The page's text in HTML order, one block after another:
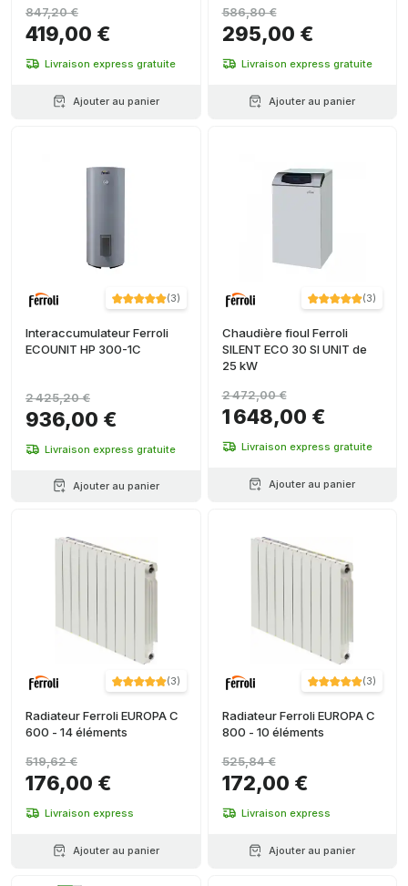
419,00 €
847,20 €
Livraison express gratuite
Ajouter au panier
295,00 €
586,80 €
Livraison express gratuite
Ajouter au panier
(3)
Interaccumulateur Ferroli
ECOUNIT HP 300-1C
936,00 €
2 425,20 €
Livraison express gratuite
Ajouter au panier
(3)
Chaudière fioul Ferroli
SILENT ECO 30 SI UNIT de
25 kW
1 648,00 €
2 472,00 €
Livraison express gratuite
Ajouter au panier
(3)
Radiateur Ferroli EUROPA C
600 - 14 éléments
176,00 €
519,62 €
Livraison express
Ajouter au panier
(3)
Radiateur Ferroli EUROPA C
800 - 10 éléments
172,00 €
525,84 €
Livraison express
Ajouter au panier